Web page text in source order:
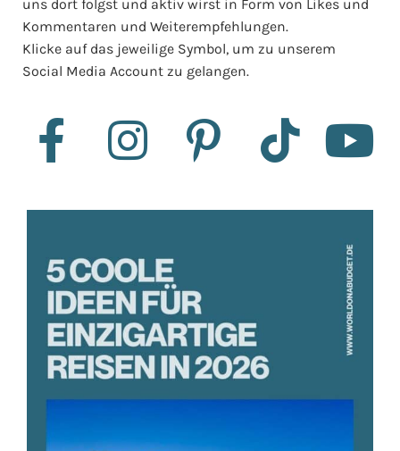
uns dort folgst und aktiv wirst in Form von Likes und
Kommentaren und Weiterempfehlungen.
Klicke auf das jeweilige Symbol, um zu unserem
Social Media Account zu gelangen.